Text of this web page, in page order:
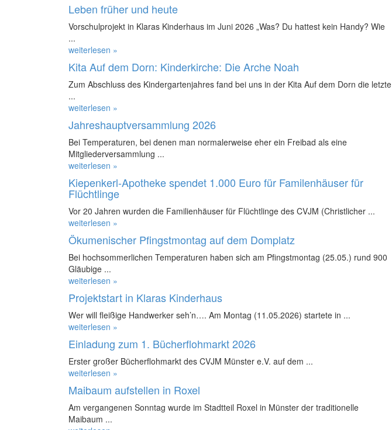
Leben früher und heute
Vorschulprojekt in Klaras Kinderhaus im Juni 2026 „Was? Du hattest kein Handy? Wie
...
weiterlesen »
Kita Auf dem Dorn: Kinderkirche: Die Arche Noah
Zum Abschluss des Kindergartenjahres fand bei uns in der Kita Auf dem Dorn die letzte
...
weiterlesen »
Jahreshauptversammlung 2026
Bei Temperaturen, bei denen man normalerweise eher ein Freibad als eine
Mitgliederversammlung ...
weiterlesen »
Kiepenkerl-Apotheke spendet 1.000 Euro für Familenhäuser für
Flüchtlinge
Vor 20 Jahren wurden die Familienhäuser für Flüchtlinge des CVJM (Christlicher ...
weiterlesen »
Ökumenischer Pfingstmontag auf dem Domplatz
Bei hochsommerlichen Temperaturen haben sich am Pfingstmontag (25.05.) rund 900
Gläubige ...
weiterlesen »
Projektstart in Klaras Kinderhaus
Wer will fleißige Handwerker seh’n…. Am Montag (11.05.2026) startete in ...
weiterlesen »
Einladung zum 1. Bücherflohmarkt 2026
Erster großer Bücherflohmarkt des CVJM Münster e.V. auf dem ...
weiterlesen »
Maibaum aufstellen in Roxel
Am vergangenen Sonntag wurde im Stadtteil Roxel in Münster der traditionelle
Maibaum ...